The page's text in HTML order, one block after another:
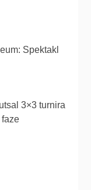
Spektakl
3×3 turnira